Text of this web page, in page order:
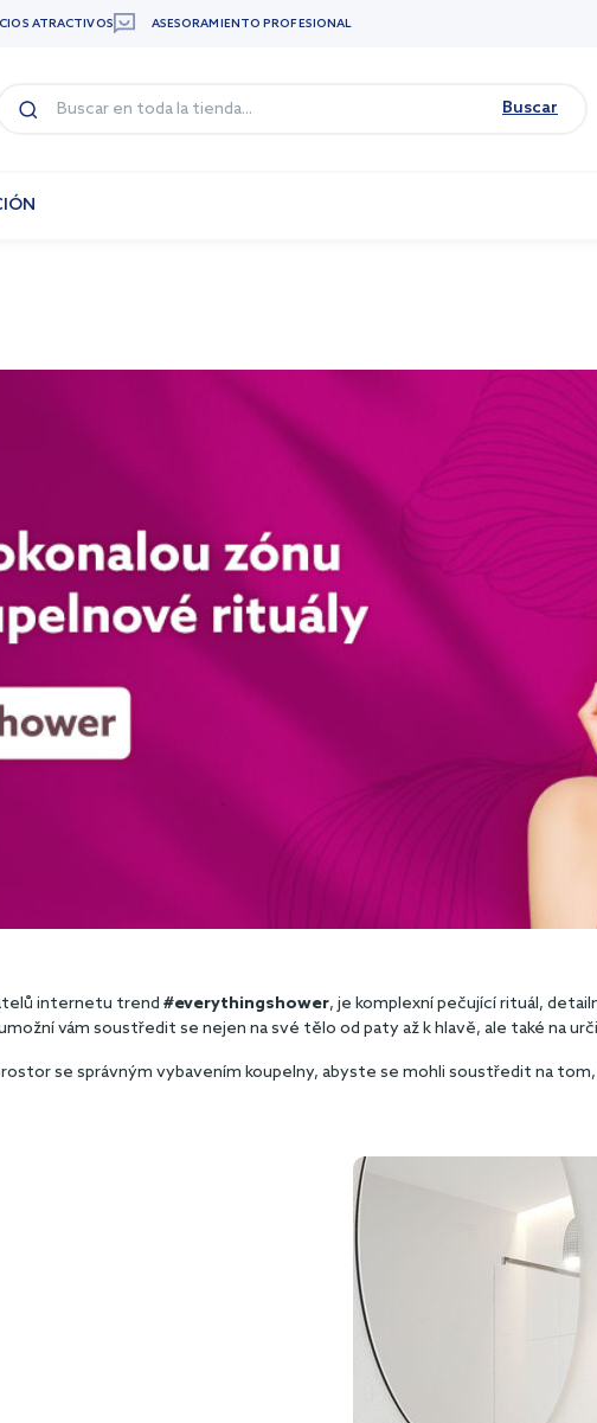
ATRACTIVOS ASESORAMIENTO PROFESIONAL
Buscar
internetu trend #everythingshower, je komplexní pečující rituál,
vám soustředit se nejen na své tělo od paty až k hlavě, ale také na
se správným vybavením koupelny, abyste se mohli soustředit na tom,